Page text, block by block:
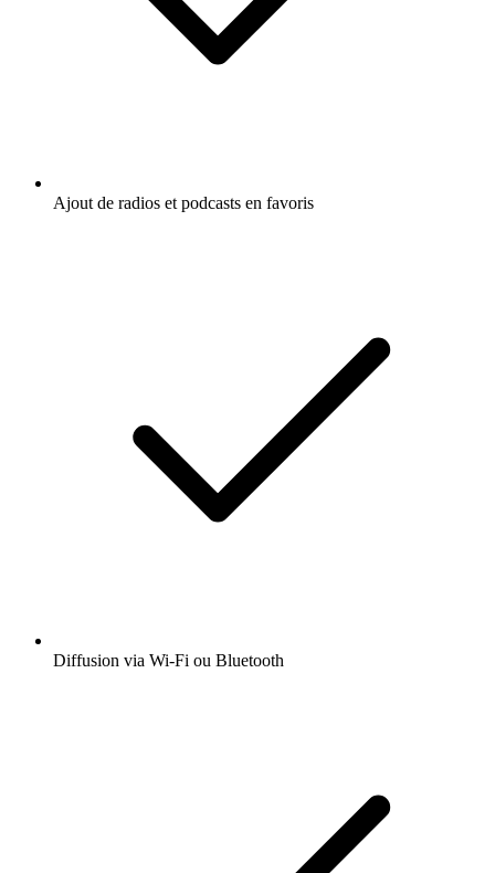
Ajout de radios et podcasts en favoris
Diffusion via Wi-Fi ou Bluetooth